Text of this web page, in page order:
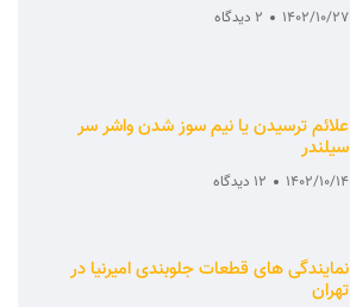
1402/10/27 2 دیدگاه
علائم ترسیدن یا نیم سوز شدن واشر سر
سیلندر
1402/10/14 12 دیدگاه
نمایندگی های قطعات جلوبندی امیرنیا در
تهران